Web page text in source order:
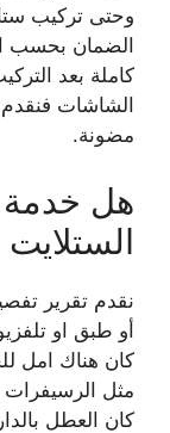
وحتى تركيب
الضمان بحسب
مضونة.
هل خدمة
نقدم تقرير
أو طبق او
كان هناك امل
مثل
كان العطل